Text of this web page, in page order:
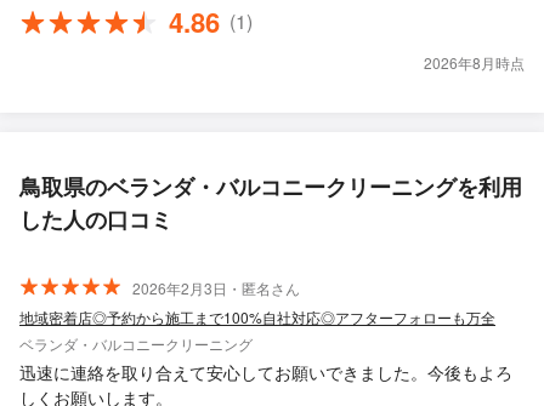
4.86 (1)
2026年8月時点
鳥取県のベランダ・バルコニークリーニングを利用
した人の口コミ
2026年2月3日・匿名さん
地域密着店◎予約から施工まで100%自社対応◎アフターフォローも万全
ベランダ・バルコニークリーニング
迅速に連絡を取り合えて安心してお願いできました。今後もよろ
しくお願いします。